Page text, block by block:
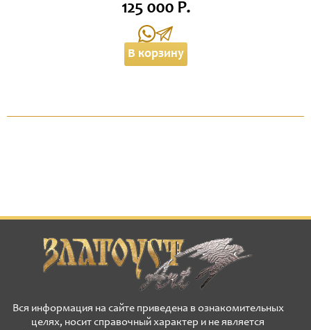
125 000 Р.
В корзину
Вся информация на сайте приведена в ознакомительных
целях, носит справочный характер и не является